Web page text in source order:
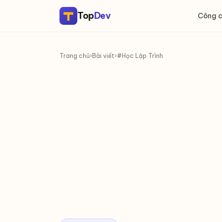
TopDev Công
Trang chủ› Bài viết›#Học Lập Trình